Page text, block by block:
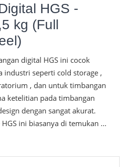
HGS -
kg (Full
digital HGS ini cocok
industri seperti cold storage ,
, dan untuk timbangan
ketelitian pada timbangan
dengan sangat akurat.
ini biasanya di temukan ...